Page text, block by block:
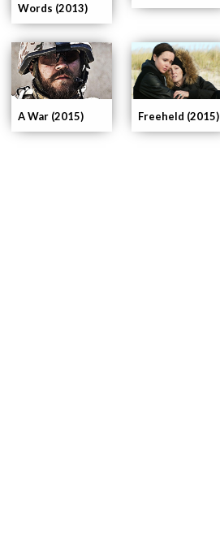
Words (2013)
Freeheld (2015)
A War (2015)